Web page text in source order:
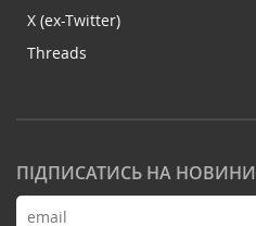
X (ex-Twitter)
Threads
ПІДПИСАТИСЬ НА НОВИНИ